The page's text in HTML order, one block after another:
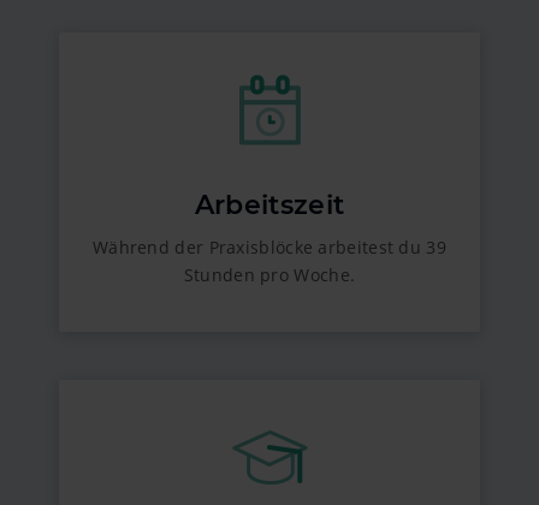
Arbeitszeit
Während der Praxisblöcke arbeitest du 39
Stunden pro Woche.